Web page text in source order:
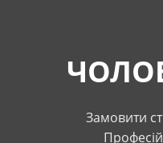
Замовити